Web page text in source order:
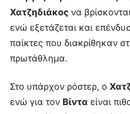
Χατζηδιάκος να
ενώ εξετάζεται και
παίκτες που διακρίθηκαν
πρωτάθλημα.
Στο υπάρχον ρόστερ, ο
ενώ για τον Βίντα είναι